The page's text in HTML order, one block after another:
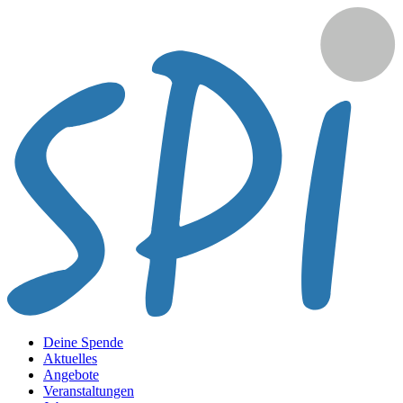
Deine Spende
Aktuelles
Angebote
Veranstaltungen